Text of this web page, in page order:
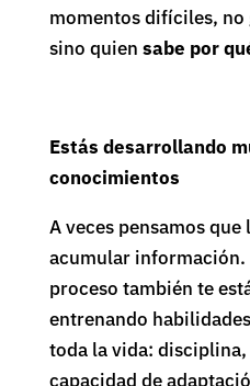
momentos difíciles, no
sino quien sabe por
Estás desarrollando
conocimientos
A veces pensamos
acumular información.
proceso también te
entrenando
toda la vida:
capacidad de